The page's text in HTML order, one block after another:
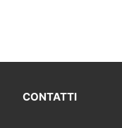
CONTATTI